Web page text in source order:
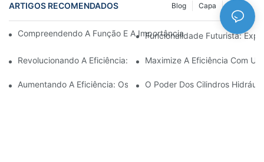
ARTIGOS RECOMENDADOS NEWS
Capa
Blog
Compreendendo A Função E A Importância Dos Cilindros
Funcionalidade Futurista:
Revolucionando A Eficiência: O Cilindro Telescópico Elétrico
Maximize A Eficiência Com
Aumentando A Eficiência: Os Benefícios De Um Cilindro
O Poder Dos Cilindros